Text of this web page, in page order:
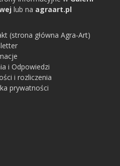
lub na agraart.pl
(strona główna Agra-Art)
i Odpowiedzi
i rozliczenia
prywatności